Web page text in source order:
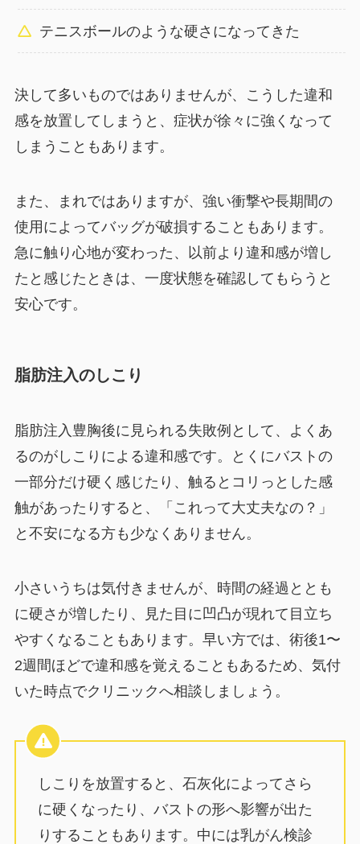
テニスボールのような硬さになってきた
決して多いものではありませんが、こうした違和
感を放置してしまうと、症状が徐々に強くなって
しまうこともあります。
また、まれではありますが、強い衝撃や長期間の
使用によってバッグが破損することもあります。
急に触り心地が変わった、以前より違和感が増し
たと感じたときは、一度状態を確認してもらうと
安心です。
脂肪注入のしこり
脂肪注入豊胸後に見られる失敗例として、よくあ
るのがしこりによる違和感です。とくにバストの
一部分だけ硬く感じたり、触るとコリっとした感
触があったりすると、「これって大丈夫なの？」
と不安になる方も少なくありません。
小さいうちは気付きませんが、時間の経過ととも
に硬さが増したり、見た目に凹凸が現れて目立ち
やすくなることもあります。早い方では、術後1〜
2週間ほどで違和感を覚えることもあるため、気付
いた時点でクリニックへ相談しましょう。
しこりを放置すると、石灰化によってさら
に硬くなったり、バストの形へ影響が出た
りすることもあります。中には乳がん検診